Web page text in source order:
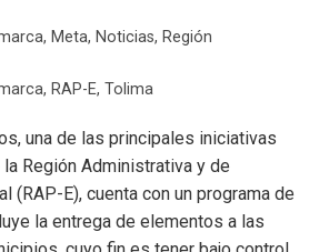
, Meta, Noticias, Región
, RAP-E,Tolima
una de las principales iniciativas
Región Administrativa y de
(RAP-E), cuenta con un programa de
la entrega de elementos a las